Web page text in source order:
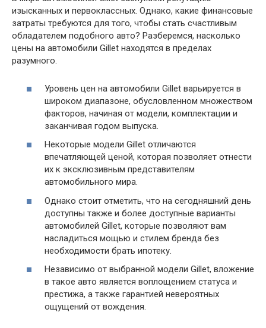
изысканных и первоклассных. Однако, какие финансовые
затраты требуются для того, чтобы стать счастливым
обладателем подобного авто? Разберемся, насколько
цены на автомобили Gillet находятся в пределах
разумного.
Уровень цен на автомобили Gillet варьируется в
широком диапазоне, обусловленном множеством
факторов, начиная от модели, комплектации и
заканчивая годом выпуска.
Некоторые модели Gillet отличаются
впечатляющей ценой, которая позволяет отнести
их к эксклюзивным представителям
автомобильного мира.
Однако стоит отметить, что на сегодняшний день
доступны также и более доступные варианты
автомобилей Gillet, которые позволяют вам
насладиться мощью и стилем бренда без
необходимости брать ипотеку.
Независимо от выбранной модели Gillet, вложение
в такое авто является воплощением статуса и
престижа, а также гарантией невероятных
ощущений от вождения.